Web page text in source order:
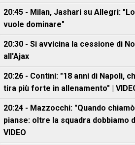
20:45 - Milan, Jashari su Allegri:
vuole dominare"
20:30 - Si avvicina la cessione di
all'Ajax
20:26 - Contini: "18 anni di Napoli,
tira più forte in allenamento" |
20:24 - Mazzocchi: "Quando
pianse: oltre la squadra dobbiamo
VIDEO